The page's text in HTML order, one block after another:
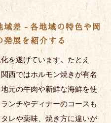
域差 - 各地域の特色や岡
発展を紹介する
を遂げています。たとえ
西ではホルモン焼きが有名
元の牛肉や新鮮な海鮮を使
ンチやディナーのコースも
レや薬味、焼き方に違いが